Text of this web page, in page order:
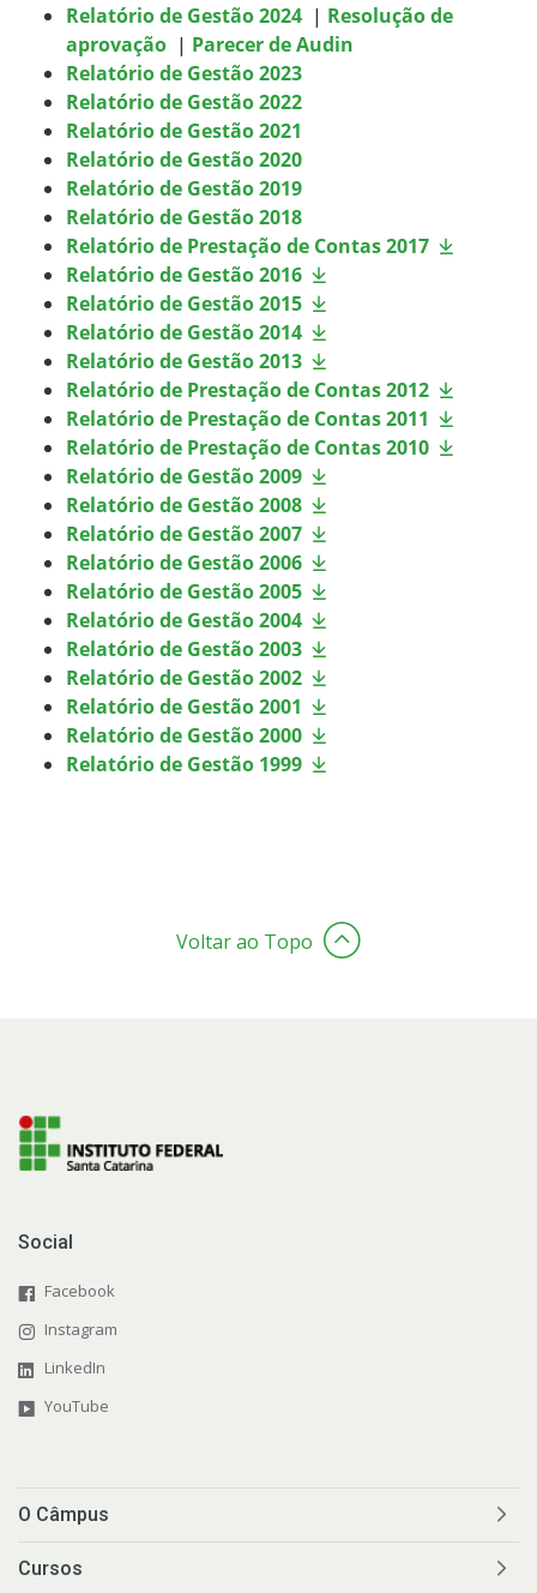
Relatório de Gestão 2024 | Resolução de
aprovação | Parecer de Audin
Relatório de Gestão 2023
Relatório de Gestão 2022
Relatório de Gestão 2021
Relatório de Gestão 2020
Relatório de Gestão 2019
Relatório de Gestão 2018
Relatório de Prestação de Contas 2017
Relatório de Gestão 2016
Relatório de Gestão 2015
Relatório de Gestão 2014
Relatório de Gestão 2013
Relatório de Prestação de Contas 2012
Relatório de Prestação de Contas 2011
Relatório de Prestação de Contas 2010
Relatório de Gestão 2009
Relatório de Gestão 2008
Relatório de Gestão 2007
Relatório de Gestão 2006
Relatório de Gestão 2005
Relatório de Gestão 2004
Relatório de Gestão 2003
Relatório de Gestão 2002
Relatório de Gestão 2001
Relatório de Gestão 2000
Relatório de Gestão 1999
Voltar ao Topo
Social
Facebook
Instagram
LinkedIn
YouTube
O Câmpus
Cursos